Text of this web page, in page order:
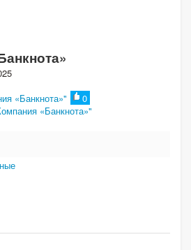
«Банкнота»"
0
«Банкнота»"